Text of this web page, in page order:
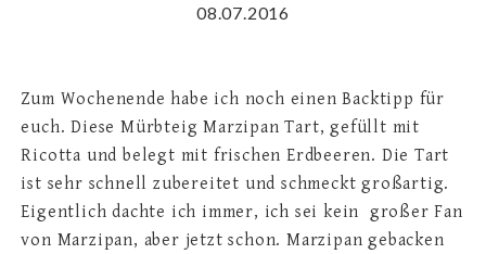
08.07.2016
Zum Wochenende habe ich noch einen Backtipp für
euch. Diese Mürbteig Marzipan Tart, gefüllt mit
Ricotta und belegt mit frischen Erdbeeren. Die Tart
ist sehr schnell zubereitet und schmeckt großartig.
Eigentlich dachte ich immer, ich sei kein großer Fan
von Marzipan, aber jetzt schon. Marzipan gebacken